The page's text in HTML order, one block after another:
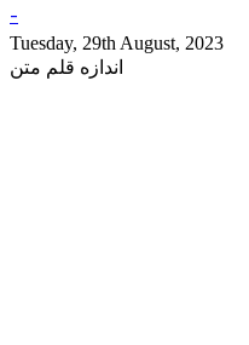
-
Tuesday, 29th August, 2023
اندازه قلم متن